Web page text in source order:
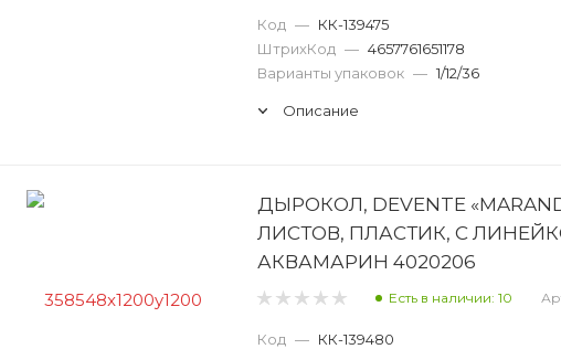
Код — КК-139475
ШтрихКод — 4657761651178
Варианты упаковок — 1/12/36
Описание
ДЫРОКОЛ, DEVENTE
ЛИСТОВ, ПЛАСТИК, С
АКВАМАРИН 4020206
Есть в наличии: 10
Код — КК-139480